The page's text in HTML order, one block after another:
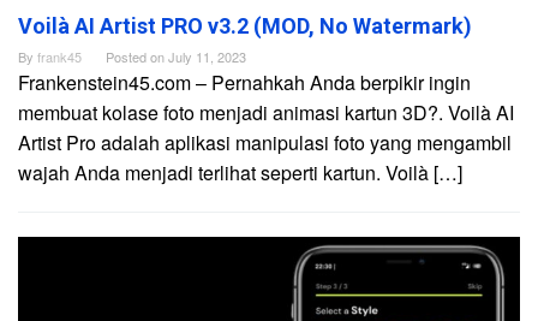
Voilà AI Artist PRO v3.2 (MOD, No Watermark)
By frank45 Posted onJuly 11, 2023
Frankenstein45.com – Pernahkah Anda berpikir ingin
membuat kolase foto menjadi animasi kartun 3D?. Voilà AI
Artist Pro adalah aplikasi manipulasi foto yang mengambil
wajah Anda menjadi terlihat seperti kartun. Voilà […]